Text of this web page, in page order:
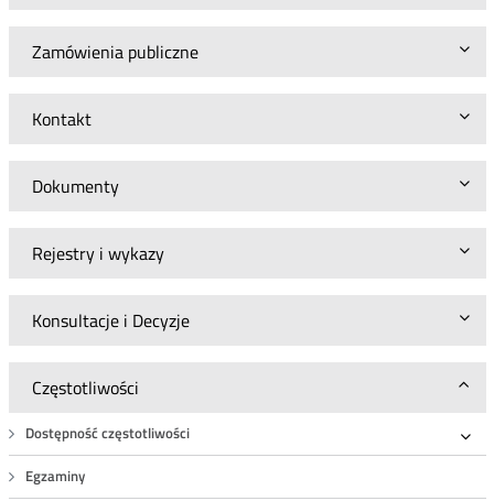
Zamówienia publiczne
Kontakt
Dokumenty
Rejestry i wykazy
Konsultacje i Decyzje
Częstotliwości
Dostępność częstotliwości
Egzaminy